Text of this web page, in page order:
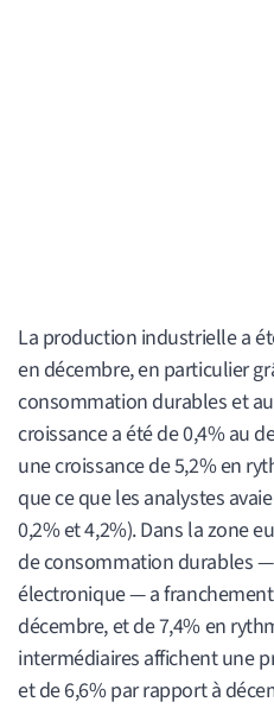
La production industrielle a
en décembre, en particulier
consommation durables et
croissance a été de 0,4% au
une croissance de 5,2% en
que ce que les analystes
0,2% et 4,2%). Dans la zone
de consommation durables
électronique — a
décembre, et de 7,4% en
intermédiaires affichent une
et de 6,6% par rapport à